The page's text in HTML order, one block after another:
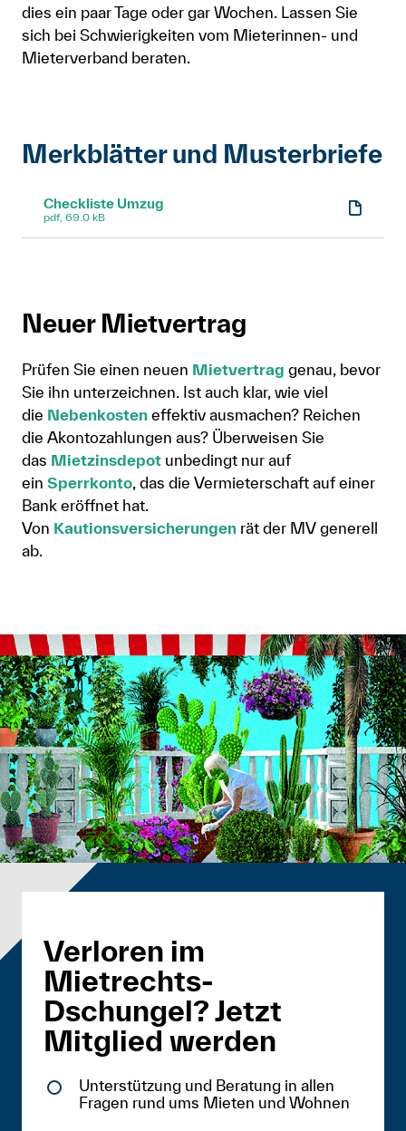
dies ein paar Tage oder gar Wochen. Lassen Sie
sich bei Schwierigkeiten vom Mieterinnen- und
Mieterverband beraten.
Merkblätter und Musterbriefe
Checkliste Umzug
pdf, 69.0 kB
Neuer Mietvertrag
Prüfen Sie einen neuen Mietvertrag genau, bevor
Sie ihn unterzeichnen. Ist auch klar, wie viel
die Nebenkosten effektiv ausmachen? Reichen
die Akontozahlungen aus? Überweisen Sie
das Mietzinsdepot unbedingt nur auf
ein Sperrkonto, das die Vermieterschaft auf einer
Bank eröffnet hat.
Von Kautionsversicherungen rät der MV generell
ab.
Verloren im
Mietrechts-
Dschungel? Jetzt
Mitglied werden
Unterstützung und Beratung in allen
Fragen rund ums Mieten und Wohnen